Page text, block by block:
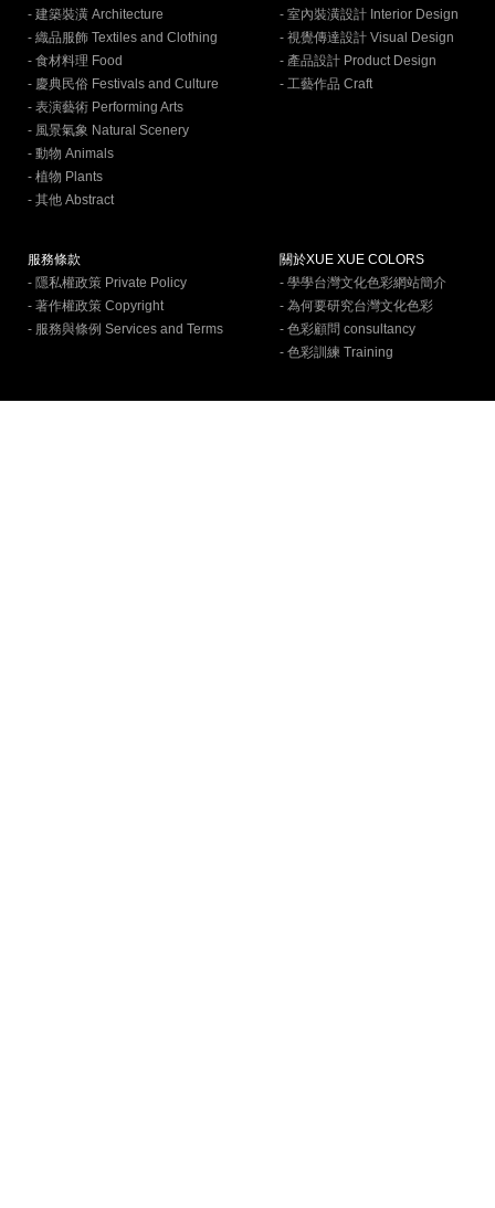
- 建築裝潢 Architecture
- 織品服飾 Textiles and Clothing
- 食材料理 Food
- 慶典民俗 Festivals and Culture
- 表演藝術 Performing Arts
- 風景氣象 Natural Scenery
- 動物 Animals
- 植物 Plants
- 其他 Abstract
- 室內裝潢設計 Interior Design
- 視覺傳達設計 Visual Design
- 產品設計 Product Design
- 工藝作品 Craft
服務條款
- 隱私權政策 Private Policy
- 著作權政策 Copyright
- 服務與條例 Services and Terms
關於XUE XUE COLORS
- 學學台灣文化色彩網站簡介
- 為何要研究台灣文化色彩
- 色彩顧問 consultancy
- 色彩訓練 Training